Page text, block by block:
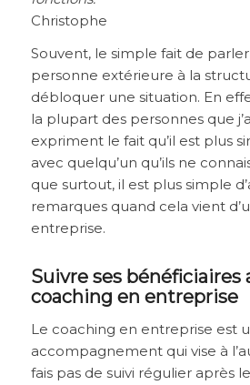
Christophe
Souvent, le simple fait de
personne extérieure à la
débloquer une situation. En
la plupart des personnes que
expriment le fait qu’il est plus
avec quelqu’un qu’ils ne
que surtout, il est plus simple
remarques quand cela vient
entreprise.
Suivre ses bénéficiaires
coaching en entreprise
Le coaching en entreprise est
accompagnement qui vise à
fais pas de suivi régulier après